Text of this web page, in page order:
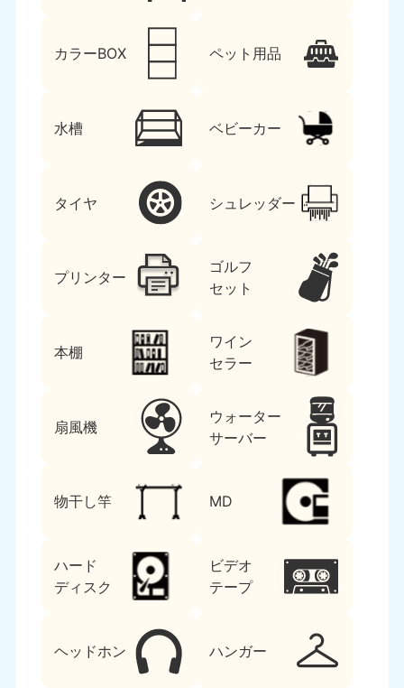
カラーBOX ペット用品
水槽 ベビーカー
タイヤ シュレッダー
プリンター
ゴルフ
セット
本棚
ワイン
セラー
扇風機
ウォーター
サーバー
物干し竿 MD
ハード
ディスク
ビデオ
テープ
ヘッドホン ハンガー